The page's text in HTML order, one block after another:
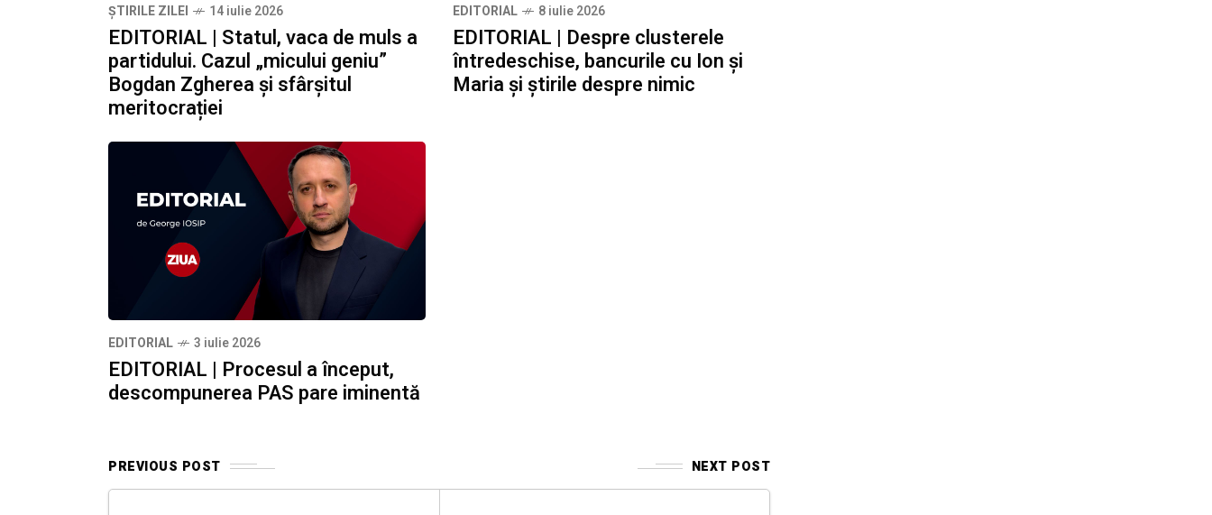
ȘTIRILE ZILEI 14 iulie 2026
EDITORIAL | Statul, vaca de muls a
partidului. Cazul „micului geniu”
Bogdan Zgherea și sfârșitul
meritocrației
EDITORIAL 8 iulie 2026
EDITORIAL | Despre clusterele
întredeschise, bancurile cu Ion și
Maria și știrile despre nimic
EDITORIAL 3 iulie 2026
EDITORIAL | Procesul a început,
descompunerea PAS pare iminentă
PREVIOUS POST NEXT POST